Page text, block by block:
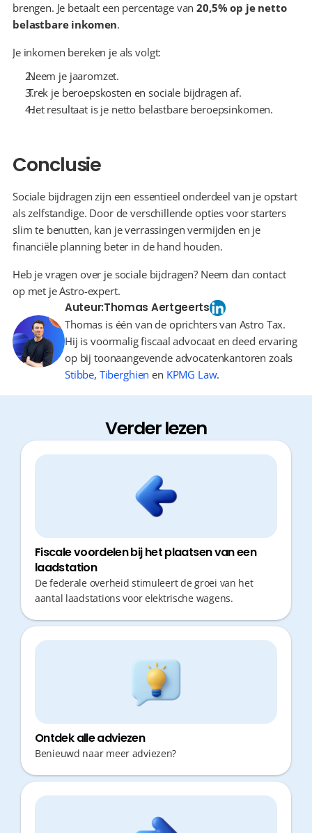
brengen. Je betaalt een percentage van 20,5% op je netto
belastbare inkomen.
Je inkomen bereken je als volgt:
Neem je jaaromzet.
Trek je beroepskosten en sociale bijdragen af.
Het resultaat is je netto belastbare beroepsinkomen.
Conclusie
Sociale bijdragen zijn een essentieel onderdeel van je opstart
als zelfstandige. Door de verschillende opties voor starters
slim te benutten, kan je verrassingen vermijden en je
financiële planning beter in de hand houden.
Heb je vragen over je sociale bijdragen? Neem dan contact
op met je Astro-expert.
Auteur:Thomas Aertgeerts
Thomas is één van de oprichters van Astro Tax.
Hij is voormalig fiscaal advocaat en deed ervaring
op bij toonaangevende advocatenkantoren zoals
Stibbe, Tiberghien en KPMG Law.
Verder lezen
Fiscale voordelen bij het plaatsen van een
laadstation
De federale overheid stimuleert de groei van het
aantal laadstations voor elektrische wagens.
Ontdek alle adviezen
Benieuwd naar meer adviezen?